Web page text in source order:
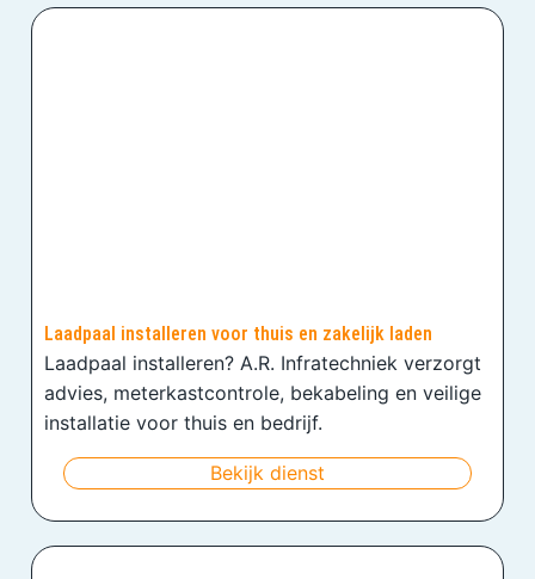
Laadpaal installeren voor thuis en zakelijk laden
Laadpaal installeren? A.R. Infratechniek verzorgt
advies, meterkastcontrole, bekabeling en veilige
installatie voor thuis en bedrijf.
Bekijk dienst